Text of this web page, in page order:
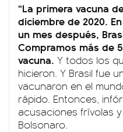
“La primera vacuna
diciembre de 2020.
un mes después,
Compramos más de
vacuna. Y todos los
hicieron. Y Brasil fue
vacunaron en el
rápido. Entonces,
acusaciones frívolas
Bolsonaro.